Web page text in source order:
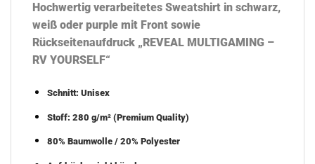
Hochwertig verarbeitetes Sweatshirt in schwarz,
weiß oder purple mit Front sowie
Rückseitenaufdruck „REVEAL MULTIGAMING –
RV YOURSELF“
Schnitt: Unisex
Stoff: 280 g/m² (Premium Quality)
80% Baumwolle / 20% Polyester